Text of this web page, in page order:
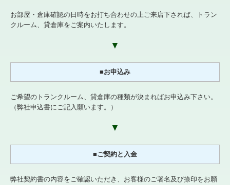
お部屋・倉庫確認の日時をお打ち合わせの上ご来店下されば、トラン
クルーム、貸倉庫をご案内いたします。
▼
■お申込み
ご希望のトランクルーム、貸倉庫の種類が決まればお申込み下さい。
（弊社申込書にご記入願います。）
▼
■ご契約と入金
弊社契約書の内容をご確認いただき、お客様のご署名及び捺印をお願